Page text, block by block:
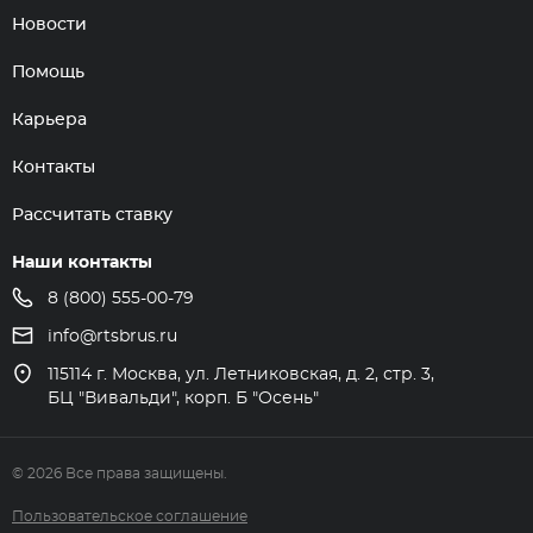
Новости
Помощь
Карьера
Контакты
Рассчитать ставку
Наши контакты
8 (800) 555-00-79
info@rtsbrus.ru
115114 г. Москва, ул. Летниковская, д. 2, стр. 3,
БЦ "Вивальди", корп. Б "Осень"
© 2026 Все права защищены.
Пользовательское соглашение